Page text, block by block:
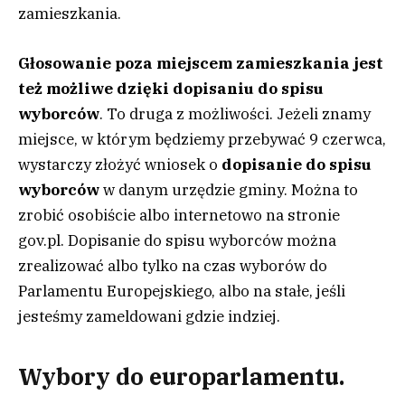
zamieszkania.
Głosowanie poza miejscem zamieszkania jest
też możliwe dzięki dopisaniu do spisu
wyborców. To druga z możliwości. Jeżeli znamy
miejsce, w którym będziemy przebywać 9 czerwca,
wystarczy złożyć wniosek o dopisanie do spisu
wyborcóww danym urzędzie gminy. Można to
zrobić osobiście albo internetowo na stronie
gov.pl. Dopisanie do spisu wyborców można
zrealizować albo tylko na czas wyborów do
Parlamentu Europejskiego, albo na stałe, jeśli
jesteśmy zameldowani gdzie indziej.
Wybory do europarlamentu.